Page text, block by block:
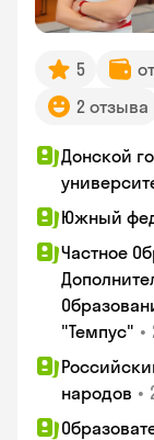
5
2 отзыва
Донской
Южный
Частное
"Темпус" •
народов •